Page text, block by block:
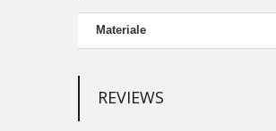
Materiale
REVIEWS